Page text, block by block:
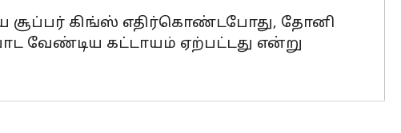
சூப்பர் கிங்ஸ் எதிர்கொண்டபோது, தோனி
கட்டாயம் ஏற்பட்டது என்று